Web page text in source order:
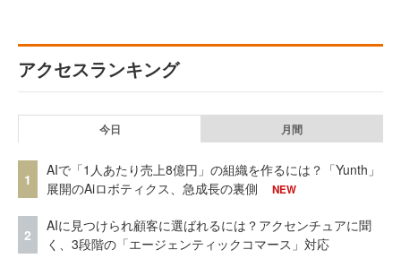
アクセスランキング
今日 月間
1
AIで「1人あたり売上8億円」の組織を作るには？「Yunth」
展開のAiロボティクス、急成長の裏側
NEW
2
AIに見つけられ顧客に選ばれるには？アクセンチュアに聞
く、3段階の「エージェンティックコマース」対応